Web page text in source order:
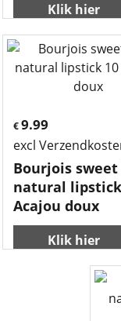
Klik hier
€ 9.99
excl
Bourjois
natural
Acajou doux
Klik hier